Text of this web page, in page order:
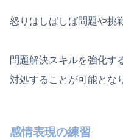
怒りはしばしば問題や挑
問題解決スキルを強化す
対処することが可能とな
感情表現の練習